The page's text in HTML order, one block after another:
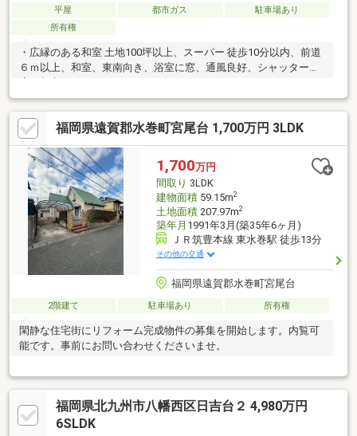
平屋 都市ガス
駐車場あり
所有権
・広縁のある和室 土地100坪以上、スーパー 徒歩10分以内、前道
６ｍ以上、和室、東南向き、浴室に窓、通風良好、シャッター車
庫、都市ガス
福岡県遠賀郡水巻町宮尾台 1,700万円 3LDK
1,700万円
間取り 3LDK
建物面積59.15m2
土地面積207.97m2
築年月 1991年3月(築35年6ヶ月)
ＪＲ筑豊本線 東水巻駅 徒歩13分
その他の交通
福岡県遠賀郡水巻町宮尾台
2階建て 駐車場あり 所有権
閑静な住宅街にリフォーム完成物件の募集を開始します。内覧可
能です。事前にお問い合わせくださいませ。
福岡県北九州市八幡西区日吉台２ 4,980万円
6SLDK